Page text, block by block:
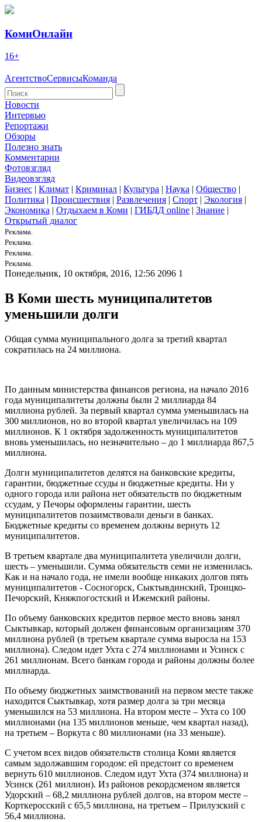
КомиОнлайн
16+
АгентствоСервисыКоманда
Новости
Интервью
Репортажи
Обзоры
Полезно знать
Комментарии
Фотовзгляд
Видеовзгляд
Бизнес | Климат | Криминал | Культура | Наука | Общество |
Политика | Происшествия | Развлечения | Спорт | Экология |
Экономика | Отдыхаем в Коми | ГИБДД online | Знание |
Открытый диалог
Реклама.
Реклама.
Реклама.
Реклама.
Понедельник, 10 октября, 2016, 12:56 2096 1
В Коми шесть муниципалитетов
уменьшили долги
Общая сумма муниципального долга за третий квартал
сократилась на 24 миллиона.
По данным министерства финансов региона, на начало 2016
года муниципалитеты должны были 2 миллиарда 84
миллиона рублей. За первый квартал сумма уменьшилась на
300 миллионов, но во второй квартал увеличилась на 109
миллионов. К 1 октября задолженность муниципалитетов
вновь уменьшилась, но незначительно – до 1 миллиарда 867,5
миллиона.
Долги муниципалитетов делятся на банковские кредиты,
гарантии, бюджетные ссуды и бюджетные кредиты. Ни у
одного города или района нет обязательств по бюджетным
ссудам, у Печоры оформлены гарантии, шесть
муниципалитетов позаимствовали деньги в банках.
Бюджетные кредиты со временем должны вернуть 12
муниципалитетов.
В третьем квартале два муниципалитета увеличили долги,
шесть – уменьшили. Сумма обязательств семи не изменилась.
Как и на начало года, не имели вообще никаких долгов пять
муниципалитетов - Сосногорск, Сыктывдинский, Троицко-
Печорский, Княжпогостский и Ижемский районы.
По объему банковских кредитов первое место вновь занял
Сыктывкар, который должен финансовым организациям 370
миллиона рублей (в третьем квартале сумма выросла на 153
миллиона). Следом идет Ухта с 274 миллионами и Усинск с
261 миллионам. Всего банкам города и районы должны более
миллиарда.
По объему бюджетных заимствований на первом месте также
находится Сыктывкар, хотя размер долга за три месяца
уменьшился на 53 миллиона. На втором месте – Ухта со 100
миллионами (на 135 миллионов меньше, чем квартал назад),
на третьем – Воркута с 80 миллионами (на 33 меньше).
С учетом всех видов обязательств столица Коми является
самым задолжавшим городом: ей предстоит со временем
вернуть 610 миллионов. Следом идут Ухта (374 миллиона) и
Усинск (261 миллион). Из районов рекордсменом является
Удорский – 68,2 миллиона рублей долгов, на втором месте –
Корткеросский с 65,5 миллиона, на третьем – Прилузский с
56,4 миллиона.